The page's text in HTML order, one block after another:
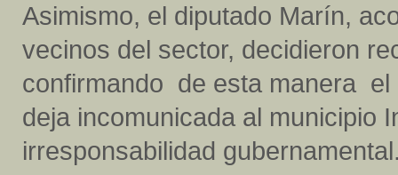
Asimismo, el diputado Marín,
vecinos del sector, decidieron
confirmando de esta manera el
deja incomunicada al municipio
irresponsabilidad